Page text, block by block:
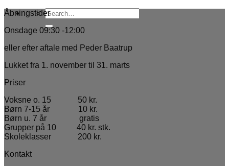
Åbningstider
Onsdage 09:30 -12:00
eller efter aftale med Peder Baatrup
Lukket fra 1. november til 31. marts
Priser
Voksne o. 15 50 kr.
Børn 7-15 år 10 kr.
Børn u. 7 år gratis
Grupper på 10 40 kr. stk.
Skoleklasser 200 kr.
Kontakt